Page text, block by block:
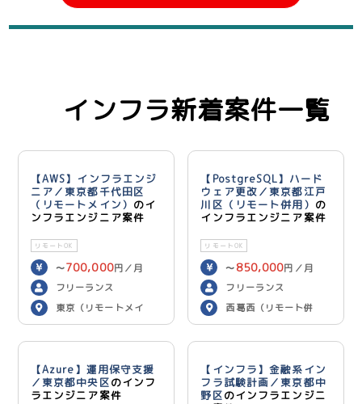
インフラ新着案件一覧
【AWS】インフラエンジ
ニア／東京都千代田区
（リモートメイン） のイ
ンフラエンジニア案件
リモートOK
〜700,000円／月
フリーランス
東京（リモートメイ
ン）
【PostgreSQL】ハード
ウェア更改／東京都江戸
川区（リモート併用） の
インフラエンジニア案件
リモートOK
〜 850,000円／月
フリーランス
西葛西（リモート併
用）
【Azure】運用保守支援
／東京都中央区のインフ
ラエンジニア案件
【インフラ】金融系イン
フラ試験計画／東京都中
野区のインフラエンジニ